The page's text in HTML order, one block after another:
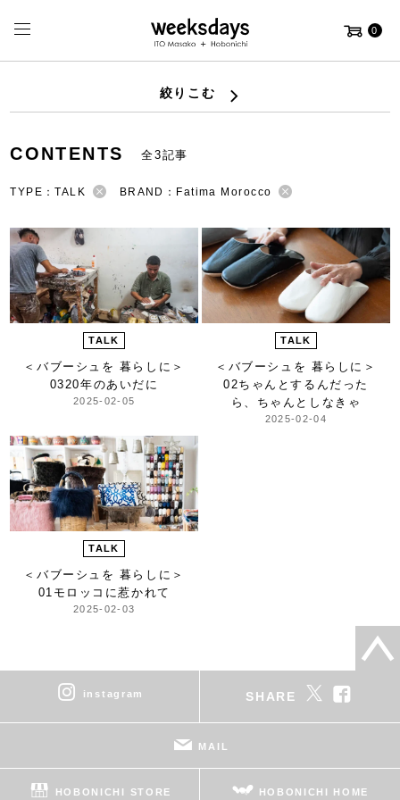
0
絞りこむ
CONTENTS 全3記事
TYPE：TALK BRAND：Fatima Morocco
TALK
＜バブーシュを 暮らしに＞
0320年のあいだに
2025-02-05
TALK
＜バブーシュを 暮らしに＞
02ちゃんとするんだった
ら、ちゃんとしなきゃ
2025-02-04
TALK
＜バブーシュを 暮らしに＞
01モロッコに惹かれて
2025-02-03
instagram SHARE
MAIL
HOBONICHI STORE HOBONICHI HOME